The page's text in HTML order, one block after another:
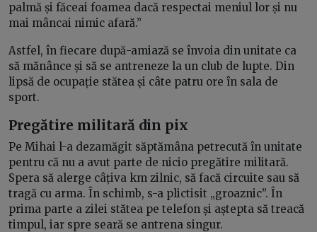
palmă și făceai foamea dacă respectai meniul lor și nu
mai mâncai nimic afară.”
Astfel, în fiecare după-amiază se învoia din unitate ca
să mănânce și să se antreneze la un club de lupte. Din
lipsă de ocupație stătea și câte patru ore în sala de
sport.
Pregătire militară din pix
Pe Mihai l-a dezamăgit săptămâna petrecută în unitate
pentru că nu a avut parte de nicio pregătire militară.
Spera să alerge câțiva km zilnic, să facă circuite sau să
tragă cu arma. În schimb, s-a plictisit „groaznic”. În
prima parte a zilei stătea pe telefon și aștepta să treacă
timpul, iar spre seară se antrena singur.